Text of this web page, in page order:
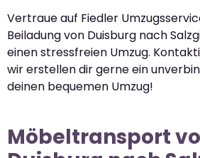
Vertraue auf Fiedler
Beiladung von Duisburg nach
einen stressfreien Umzug.
wir erstellen dir gerne ein
deinen bequemen Umzug!
Möbeltransport